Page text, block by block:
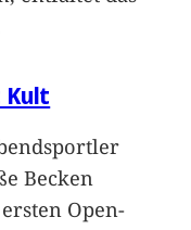
Kult
Becken
Open-